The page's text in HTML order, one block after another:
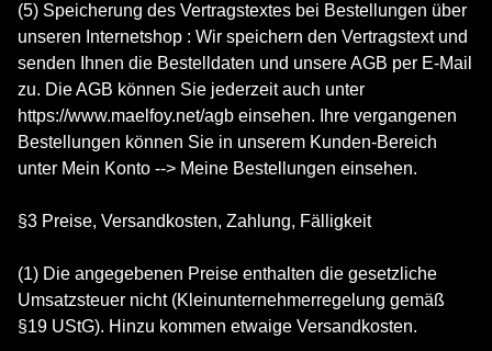
(5) Speicherung des Vertragstextes bei Bestellungen über
unseren Internetshop : Wir speichern den Vertragstext und
senden Ihnen die Bestelldaten und unsere AGB per E-Mail
zu. Die AGB können Sie jederzeit auch unter
https://www.maelfoy.net/agb einsehen. Ihre vergangenen
Bestellungen können Sie in unserem Kunden-Bereich
unter Mein Konto --> Meine Bestellungen einsehen.
§3 Preise, Versandkosten, Zahlung, Fälligkeit
(1) Die angegebenen Preise enthalten die gesetzliche
Umsatzsteuer nicht (Kleinunternehmerregelung gemäß
§19 UStG). Hinzu kommen etwaige Versandkosten.